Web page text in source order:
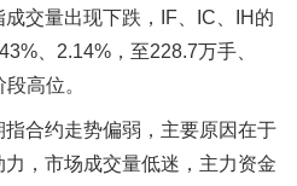
交量出现下跌，IF、IC、IH的
、2.14%，至228.7万手、
高位。
合约走势偏弱，主要原因在于
，市场成交量低迷，主力资金